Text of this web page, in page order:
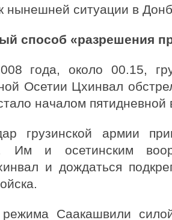
нынешней ситуации в
способ «разрешения
года, около 00.15,
Осетии Цхинвал
началом пятидневной
грузинской армии
Им и осетинским
и дождаться
Саакашвили